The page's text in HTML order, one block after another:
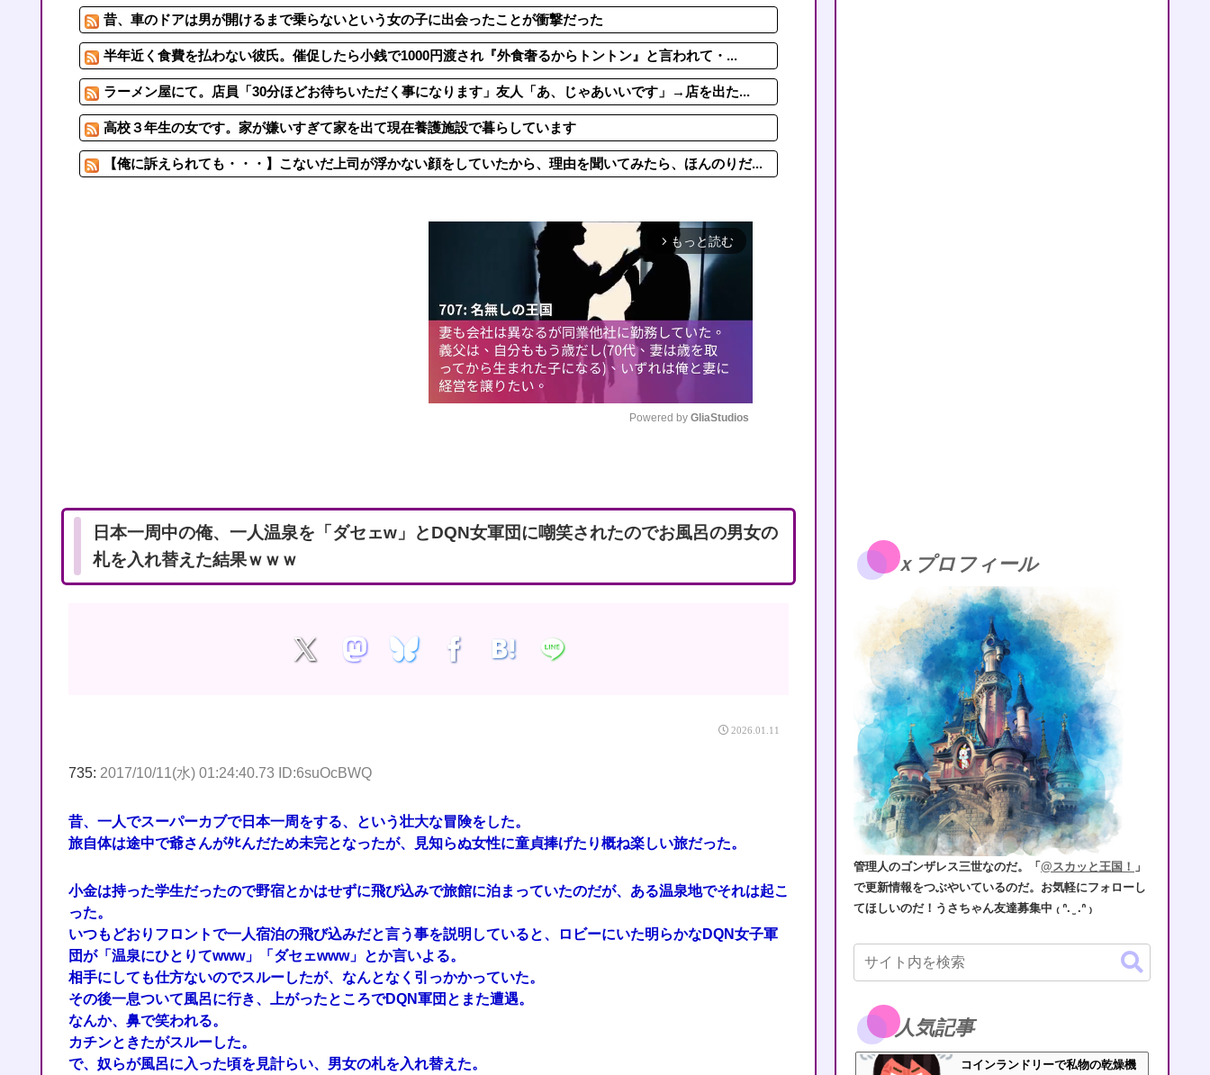
【夏ボーナス】初の100万円超え うちも有名メーカーで上場企業だが 社内...
集団暴行の現場に遭遇してしまい、被害女性を守るため「俺にもやらせろ！」と...
歯医者の待合室で「抜歯と言われたのに痛みが消えた！訴えてやる！」と怒鳴り...
集団暴行の現場に遭遇してしまい、被害女性を守るため「俺にもやらせろ！」と...
半年近く食費を払わない彼氏。催促したら小銭で1000円渡され『外食奢るか...
ラーメン屋にて。店員「30分ほどお待ちいただく事になります」友人「あ、じ...
昔、車のドアは男が開けるまで乗らないという女の子に出会ったことが衝撃だった
半年近く食費を払わない彼氏。催促したら小銭で1000円渡され『外食奢るからトントン』と言われて・...
ラーメン屋にて。店員「30分ほどお待ちいただく事になります」友人「あ、じゃあいいです」→店を出た...
高校３年生の女です。家が嫌いすぎて家を出て現在養護施設で暮らしています
【俺に訴えられても・・・】こないだ上司が浮かない顔をしていたから、理由を聞いてみたら、ほんのりだ...
arrow_forward_ios もっと読む
e
Powered by GliaStudios
日本一周中の俺、一人温泉を「ダセェw」とDQN女軍団に嘲笑されたのでお風呂の男女の
札を入れ替えた結果ｗｗｗ
2026.01.11
735: 2017/10/11(水) 01:24:40.73 ID:6suOcBWQ
昔、一人でスーパーカブで日本一周をする、という壮大な冒険をした。
旅自体は途中で爺さんがﾀﾋんだため未完となったが、見知らぬ女性に童貞捧げたり概ね楽しい旅だった。
小金は持った学生だったので野宿とかはせずに飛び込みで旅館に泊まっていたのだが、ある温泉地でそれは起こ
った。
いつもどおりフロントで一人宿泊の飛び込みだと言う事を説明していると、ロビーにいた明らかなDQN女子軍
団が「温泉にひとりてwww」「ダセェwww」とか言いよる。
相手にしても仕方ないのでスルーしたが、なんとなく引っかかっていた。
その後一息ついて風呂に行き、上がったところでDQN軍団とまた遭遇。
なんか、鼻で笑われる。
カチンときたがスルーした。
で、奴らが風呂に入った頃を見計らい、男女の札を入れ替えた。
ｘプロフィール
管理人のゴンザレス三世なのだ。「@スカッと王国！ 」
で更新情報をつぶやいているのだ。お気軽にフォローし
てほしいのだ！うさちゃん友達募集中 ₍ ᐢ. ̫ .ᐢ ₎
人気記事
コインランドリーで私物の乾燥機